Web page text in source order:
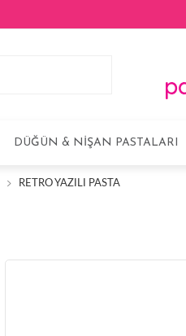
DÜĞÜN & NIŞAN PASTALARI
RETRO YAZILI PASTA